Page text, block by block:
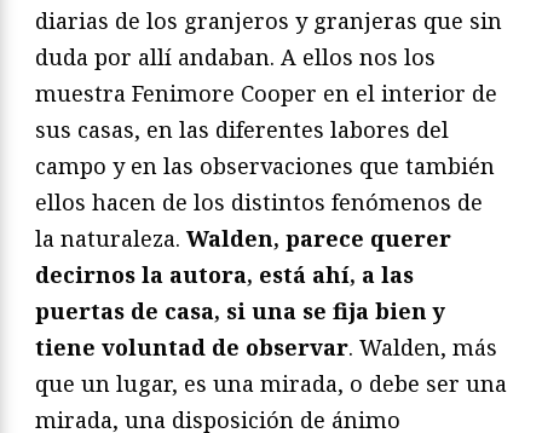
diarias de los granjeros y granjeras que sin
duda por allí andaban. A ellos nos los
muestra Fenimore Cooper en el interior de
sus casas, en las diferentes labores del
campo y en las observaciones que también
ellos hacen de los distintos fenómenos de
la naturaleza. Walden, parece querer
decirnos la autora, está ahí, a las
puertas de casa, si una se fija bien y
tiene voluntad de observar. Walden, más
que un lugar, es una mirada, o debe ser una
mirada, una disposición de ánimo